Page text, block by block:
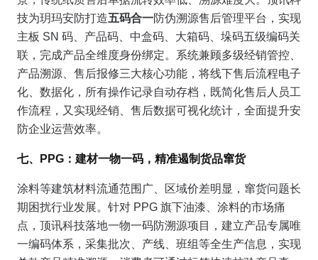
技为玥玛安防打造五码合一防伪溯源售后管理平台，实现
主板 SN 码、产品码、中盒码、大箱码、垛码五级编码关
联，完成产品全维度身份绑定。系统兼顾多级经销管控、
产品溯源、售后报修三大核心功能，将线下售后流程电子
化、数据化，所有操作记录自动存档，既简化售后人员工
作流程，又实现经销、售后数据可视化统计，全面提升安
防企业运营效率。
七、PPG：建材一物一码，精准遏制货品窜货
涂料等建筑材料流通范围广、区域价差明显，窜货问题长
期困扰行业发展。针对 PPG 旗下油漆、涂料的市场痛
点，顶讯科技落地一物一码防溯源项目，建立产品专属唯
一编码体系，采集批次、产线、班组等全生产信息，实现